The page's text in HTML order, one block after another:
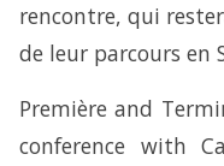
rencontre, qui
de leur parcours en
Première and
conference with